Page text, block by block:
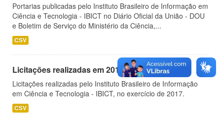
Portarias publicadas pelo Instituto Brasileiro de Informação em
Ciência e Tecnologia - IBICT no Diário Oficial da União - DOU
e Boletim de Serviço do Ministério da Ciência,...
CSV
Licitações realizadas em 2017
Licitações realizadas pelo Instituto Brasileiro de Informação
em Ciência e Tecnologia - IBICT, no exercício de 2017.
CSV